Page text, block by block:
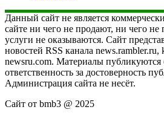
Данный сайт не является
сайте ни чего не продают, ни чего
услуги не оказываются. Сайт
новостей RSS канала news.rambler.ru,
newsru.com. Материалы публикуются
ответственность за достоверность
Администрация сайта не несёт.
Сайт от bmb3 @ 2025